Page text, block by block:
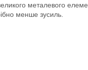
металевого
менше зусиль.